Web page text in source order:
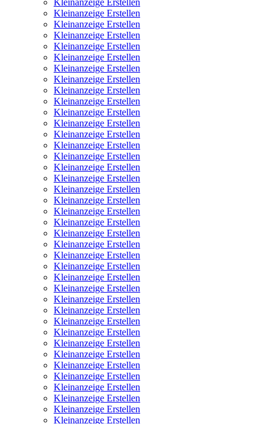
Kleinanzeige Erstellen
Kleinanzeige Erstellen
Kleinanzeige Erstellen
Kleinanzeige Erstellen
Kleinanzeige Erstellen
Kleinanzeige Erstellen
Kleinanzeige Erstellen
Kleinanzeige Erstellen
Kleinanzeige Erstellen
Kleinanzeige Erstellen
Kleinanzeige Erstellen
Kleinanzeige Erstellen
Kleinanzeige Erstellen
Kleinanzeige Erstellen
Kleinanzeige Erstellen
Kleinanzeige Erstellen
Kleinanzeige Erstellen
Kleinanzeige Erstellen
Kleinanzeige Erstellen
Kleinanzeige Erstellen
Kleinanzeige Erstellen
Kleinanzeige Erstellen
Kleinanzeige Erstellen
Kleinanzeige Erstellen
Kleinanzeige Erstellen
Kleinanzeige Erstellen
Kleinanzeige Erstellen
Kleinanzeige Erstellen
Kleinanzeige Erstellen
Kleinanzeige Erstellen
Kleinanzeige Erstellen
Kleinanzeige Erstellen
Kleinanzeige Erstellen
Kleinanzeige Erstellen
Kleinanzeige Erstellen
Kleinanzeige Erstellen
Kleinanzeige Erstellen
Kleinanzeige Erstellen